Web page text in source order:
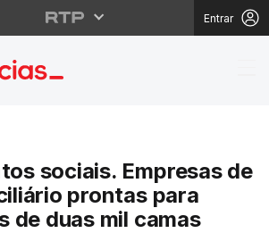
Entrar
sociais. Empresas de
prontas para
de duas mil camas